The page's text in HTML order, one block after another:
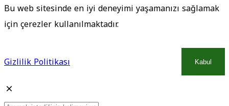
Bu web sitesinde en iyi deneyimi yaşamanızı sağlamak
için çerezler kullanılmaktadır.
Gizlilik Politikası Kabul